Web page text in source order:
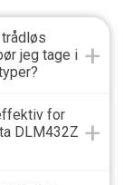
jeg tage i
for
DLM432Z